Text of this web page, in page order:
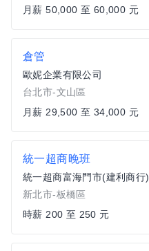
月薪 50,000 至 60,000 元
倉管
歐妮企業有限公司
台北市-文山區
月薪 29,500 至 34,000 元
統一超商晚班
統一超商富海門市(建利商行)
新北市-板橋區
時薪 200 至 250 元